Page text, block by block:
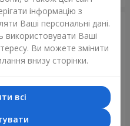
інформацію з
Ваші персональні дані.
використовувати Ваші
Ви можете змінити
внизу сторінки.
всі